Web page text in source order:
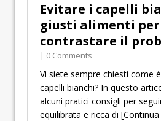
Evitare i capelli
giusti alimenti per
contrastare il
| 0 Comments
Vi siete sempre chiesti come
capelli bianchi? In questo
alcuni pratici consigli per
equilibrata e ricca di